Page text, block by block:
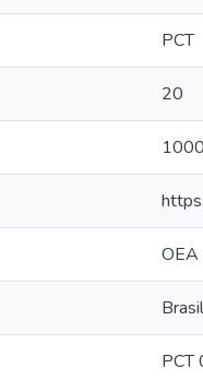
PCT
20
OEA
PCT